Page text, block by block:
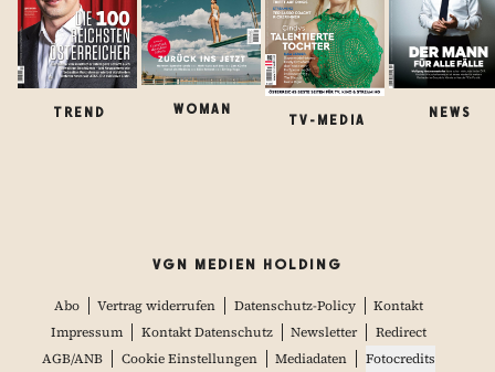
TREND WOMAN
TV-MEDIA
NEWS
VGN MEDIEN HOLDING
Abo Vertrag widerrufen Datenschutz-Policy
Kontakt
Impressum
Kontakt Datenschutz Newsletter
Redirect
AGB/ANB
Cookie Einstellungen Mediadaten Fotocredits